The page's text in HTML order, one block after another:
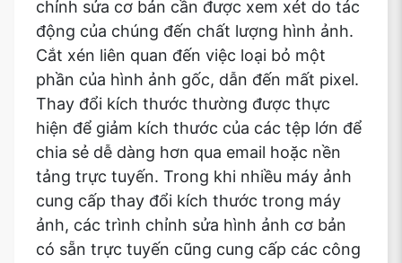
chỉnh sửa cơ bản cần được xem xét do tác
động của chúng đến chất lượng hình ảnh.
Cắt xén liên quan đến việc loại bỏ một
phần của hình ảnh gốc, dẫn đến mất pixel.
Thay đổi kích thước thường được thực
hiện để giảm kích thước của các tệp lớn để
chia sẻ dễ dàng hơn qua email hoặc nền
tảng trực tuyến. Trong khi nhiều máy ảnh
cung cấp thay đổi kích thước trong máy
ảnh, các trình chỉnh sửa hình ảnh cơ bản
có sẵn trực tuyến cũng cung cấp các công